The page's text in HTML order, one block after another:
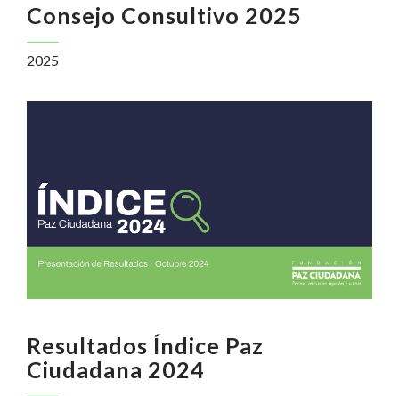
Consejo Consultivo 2025
2025
Resultados Índice Paz
Ciudadana 2024